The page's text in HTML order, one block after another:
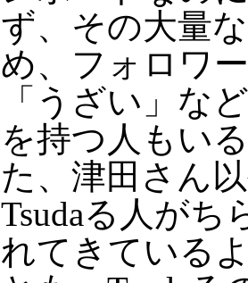
ず、その大量
め、フォロワ
「うざい」な
を持つ人もい
た、津田さん
Tsudaる人がち
れてきている